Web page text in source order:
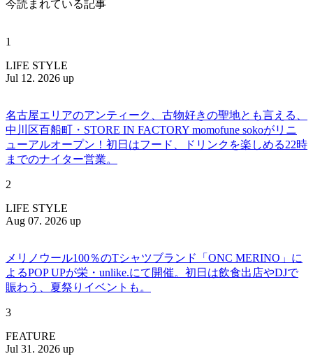
今読まれている記事
1
LIFE STYLE
Jul 12. 2026 up
名古屋エリアのアンティーク、古物好きの聖地とも言える、
中川区百船町・STORE IN FACTORY momofune sokoがリニ
ューアルオープン！初日はフード、ドリンクを楽しめる22時
までのナイター営業。
2
LIFE STYLE
Aug 07. 2026 up
メリノウール100％のTシャツブランド「ONC MERINO」に
よるPOP UPが栄・unlike.にて開催。初日は飲食出店やDJで
賑わう、夏祭りイベントも。
3
FEATURE
Jul 31. 2026 up